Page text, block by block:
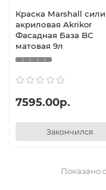
Краска Marshall
акриловая Akrikor
Фасадная База BС
матовая 9л
7595.00р.
Закончился
Показано